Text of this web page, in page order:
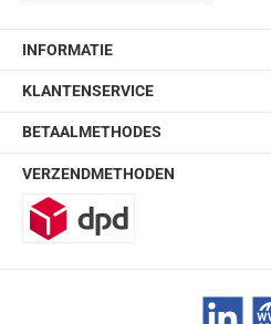
INFORMATIE
KLANTENSERVICE
BETAALMETHODES
VERZENDMETHODEN